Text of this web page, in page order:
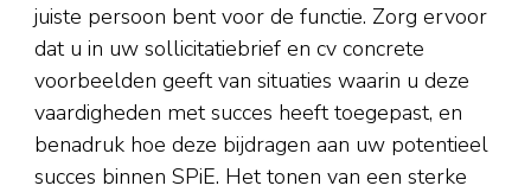
juiste persoon bent voor de functie. Zorg ervoor
dat u in uw sollicitatiebrief en cv concrete
voorbeelden geeft van situaties waarin u deze
vaardigheden met succes heeft toegepast, en
benadruk hoe deze bijdragen aan uw potentieel
succes binnen SPiE. Het tonen van een sterke